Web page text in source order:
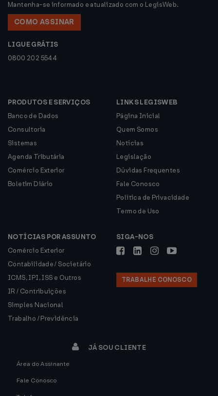
Mantenha-se informado e atualizado com o LegisWeb.
COMO ASSINAR
LIGUE GRÁTIS
0800 202 5544
PRODUTOS E SERVIÇOS
Banco de Dados
Consultoria
Sistemas
Agenda Tributária
Comércio Exterior
Boletim Diário
LINKS LEGISWEB
Página Inicial
Quem Somos
Notícias
Legislação
Dúvidas Frequentes
Fale Conosco
Política de Privacidade
Termo de Uso
NOTÍCIAS POR ASSUNTO
Comércio Exterior
Contabilidade / Societário
ICMS, IPI, ISS e Outros
IR / Contribuições
Simples Nacional
Trabalho / Previdência
SIGA-NOS
TRABALHE CONOSCO
JÁ SOU CLIENTE
Área do Assinante
Fale Conosco